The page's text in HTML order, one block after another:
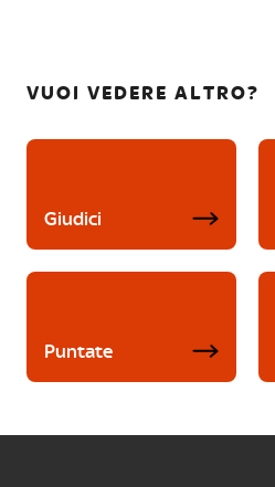
VUOI VEDERE ALTRO?
Giudici
Puntate